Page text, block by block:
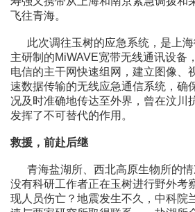
飞往青海。
此次调往玉树的应急系统，是上海
主研制的MiWAVE宽带无线通讯设备
电信的主干网快速组网，建立图像、
速数据传输的无线应急通信系统，确
况及时准确地传达至外界，曾在汶川
发挥了不可替代的作用。
救援，前赴后继
青海盐湖所、西北高原生物所的情
没有科研工作者正在玉树进行野外考
现人员伤亡？地震发生不久，中科院